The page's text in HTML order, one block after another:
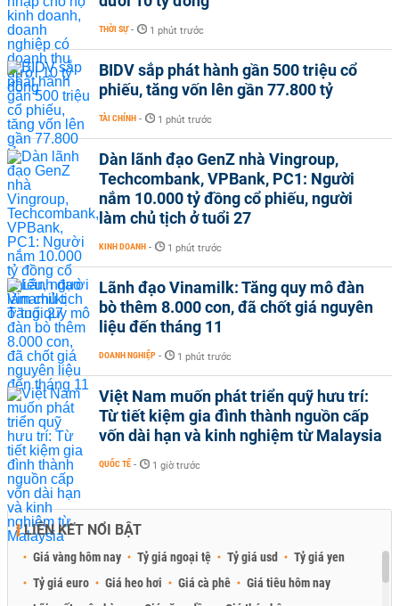
THỜI SỰ - 1 phút trước
BIDV sắp phát hành gần 500 triệu cổ
phiếu, tăng vốn lên gần 77.800 tỷ
TÀI CHÍNH - 1 phút trước
Dàn lãnh đạo GenZ nhà Vingroup,
Techcombank, VPBank, PC1: Người
nắm 10.000 tỷ đồng cổ phiếu, người
làm chủ tịch ở tuổi 27
KINH DOANH - 1 phút trước
Lãnh đạo Vinamilk: Tăng quy mô đàn
bò thêm 8.000 con, đã chốt giá nguyên
liệu đến tháng 11
DOANH NGHIỆP - 1 phút trước
Việt Nam muốn phát triển quỹ hưu trí:
Từ tiết kiệm gia đình thành nguồn cấp
vốn dài hạn và kinh nghiệm từ Malaysia
QUỐC TẾ - 1 giờ trước
LIÊN KẾT NỔI BẬT
Giá vàng hôm nay Tỷ giá ngoại tệ Tỷ giá usd
Tỷ giá yen
Tỷ giá euro
Giá heo hơi Giá cà phê
Giá tiêu hôm nay